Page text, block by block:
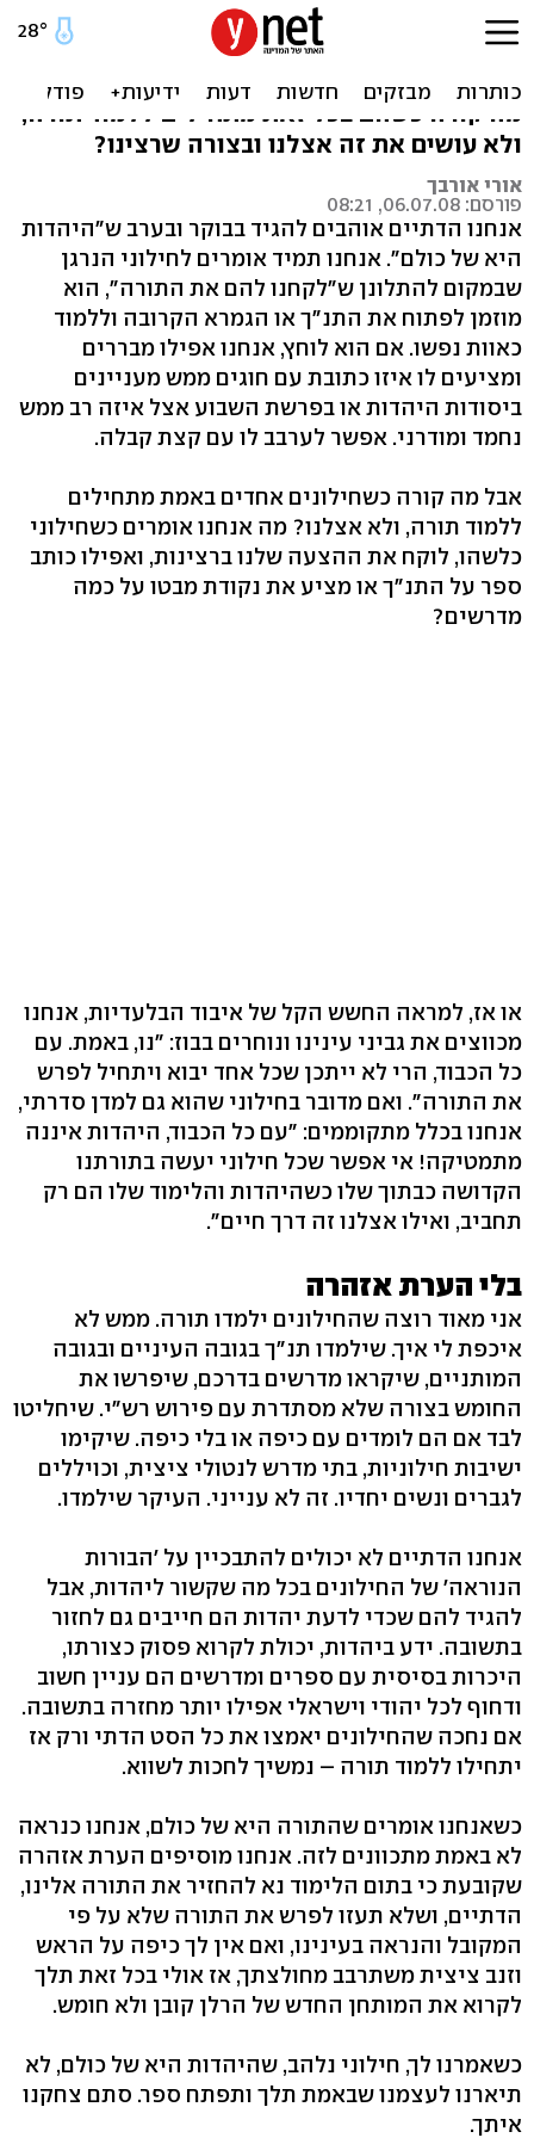
תנ"ך בלי כיפה
אנחנו מתבכיינים על הבורות של החילונים, אבל
מה קורה כשהם בכל זאת מתחילים ללמוד תורה,
ולא עושים את זה אצלנו ובצורה שרצינו?
אורי אורבך
פורסם: 06.07.08, 08:21
אנחנו הדתיים אוהבים להגיד בבוקר ובערב ש"היהדות
היא של כולם". אנחנו תמיד אומרים לחילוני הנרגן
שבמקום להתלונן ש"לקחנו להם את התורה", הוא
מוזמן לפתוח את התנ"ך או הגמרא הקרובה וללמוד
כאוות נפשו. אם הוא לוחץ, אנחנו אפילו מבררים
ומציעים לו איזו כתובת עם חוגים ממש מעניינים
ביסודות היהדות או בפרשת השבוע אצל איזה רב ממש
נחמד ומודרני. אפשר לערבב לו עם קצת קבלה.
אבל מה קורה כשחילונים אחדים באמת מתחילים
ללמוד תורה, ולא אצלנו? מה אנחנו אומרים כשחילוני
כלשהו, לוקח את ההצעה שלנו ברצינות, ואפילו כותב
ספר על התנ"ך או מציע את נקודת מבטו על כמה
מדרשים?
או אז, למראה החשש הקל של איבוד הבלעדיות, אנחנו
מכווצים את גביני עינינו ונוחרים בבוז: "נו, באמת. עם
כל הכבוד, הרי לא ייתכן שכל אחד יבוא ויתחיל לפרש
את התורה". ואם מדובר בחילוני שהוא גם למדן סדרתי,
אנחנו בכלל מתקוממים: "עם כל הכבוד, היהדות איננה
מתמטיקה! אי אפשר שכל חילוני יעשה בתורתנו
הקדושה כבתוך שלו כשהיהדות והלימוד שלו הם רק
תחביב, ואילו אצלנו זה דרך חיים".
בלי הערת אזהרה
אני מאוד רוצה שהחילונים ילמדו תורה. ממש לא
איכפת לי איך. שילמדו תנ"ך בגובה העיניים ובגובה
המותניים, שיקראו מדרשים בדרכם, שיפרשו את
החומש בצורה שלא מסתדרת עם פירוש רש"י. שיחליטו
לבד אם הם לומדים עם כיפה או בלי כיפה. שיקימו
ישיבות חילוניות, בתי מדרש לנטולי ציצית, וכויללים
לגברים ונשים יחדיו. זה לא ענייני. העיקר שילמדו.
אנחנו הדתיים לא יכולים להתבכיין על 'הבורות
הנוראה' של החילונים בכל מה שקשור ליהדות, אבל
להגיד להם שכדי לדעת יהדות הם חייבים גם לחזור
בתשובה. ידע ביהדות, יכולת לקרוא פסוק כצורתו,
היכרות בסיסית עם ספרים ומדרשים הם עניין חשוב
ודחוף לכל יהודי וישראלי אפילו יותר מחזרה בתשובה.
אם נחכה שהחילונים יאמצו את כל הסט הדתי ורק אז
יתחילו ללמוד תורה – נמשיך לחכות לשווא.
כשאנחנו אומרים שהתורה היא של כולם, אנחנו כנראה
לא באמת מתכוונים לזה. אנחנו מוסיפים הערת אזהרה
שקובעת כי בתום הלימוד נא להחזיר את התורה אלינו,
הדתיים, ושלא תעזו לפרש את התורה שלא על פי
המקובל והנראה בעינינו, ואם אין לך כיפה על הראש
וזנב ציצית משתרבב מחולצתך, אז אולי בכל זאת תלך
לקרוא את המותחן החדש של הרלן קובן ולא חומש.
כשאמרנו לך, חילוני נלהב, שהיהדות היא של כולם, לא
תיארנו לעצמנו שבאמת תלך ותפתח ספר. סתם צחקנו
איתך.